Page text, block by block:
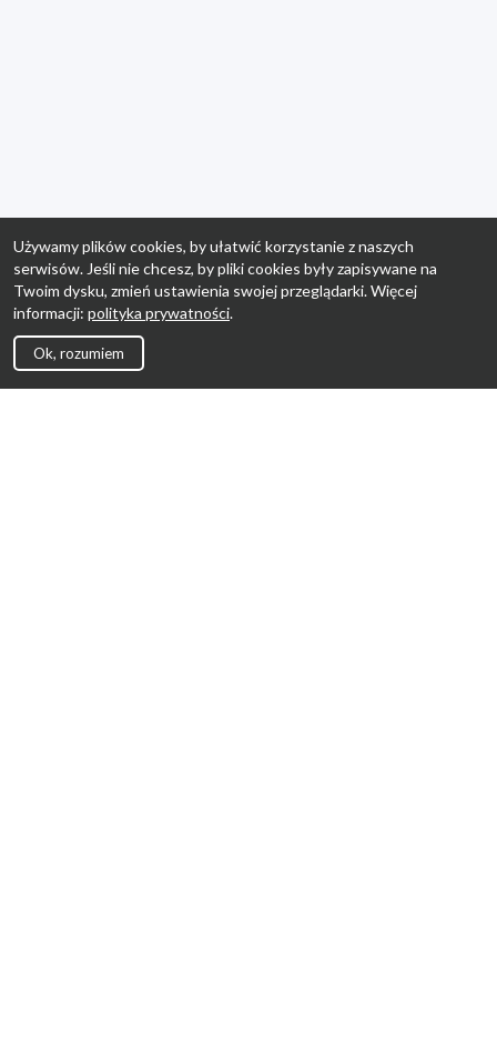
Używamy plików cookies, by ułatwić korzystanie z naszych
serwisów. Jeśli nie chcesz, by pliki cookies były zapisywane na
Twoim dysku, zmień ustawienia swojej przeglądarki. Więcej
informacji: polityka prywatności.
Ok, rozumiem